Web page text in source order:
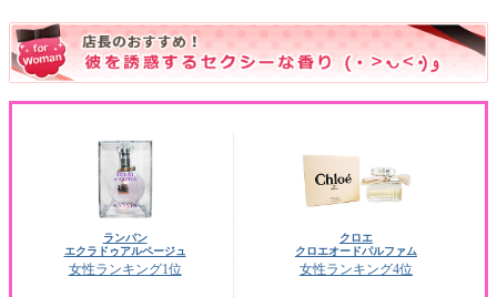
ランバン
エクラドゥアルページュ
女性ランキング1位
クロエ
クロエオードパルファム
女性ランキング4位